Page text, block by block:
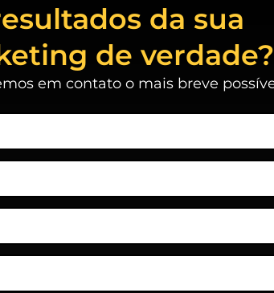
da sua
de verdade?
em contato o mais breve